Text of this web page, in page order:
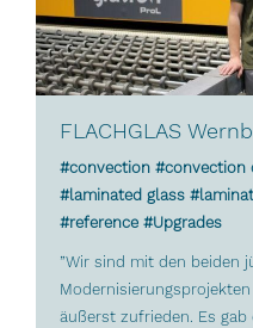
FLACHGLAS
#convection
#laminated glass
#reference #Upgrades
”Wir sind mit den beiden
äußerst zufrieden. Es